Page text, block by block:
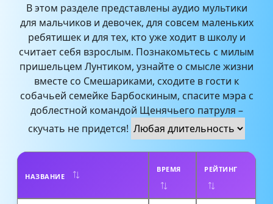
В этом разделе представлены аудио мультики
для мальчиков и девочек, для совсем маленьких
ребятишек и для тех, кто уже ходит в школу и
считает себя взрослым. Познакомьтесь с милым
пришельцем Лунтиком, узнайте о смысле жизни
вместе со Смешариками, сходите в гости к
собачьей семейке Барбоскиным, спасите мэра с
доблестной командой Щенячьего патруля –
скучать не придется!
НАЗВАНИЕ
ВРЕМЯ РЕЙТИНГ